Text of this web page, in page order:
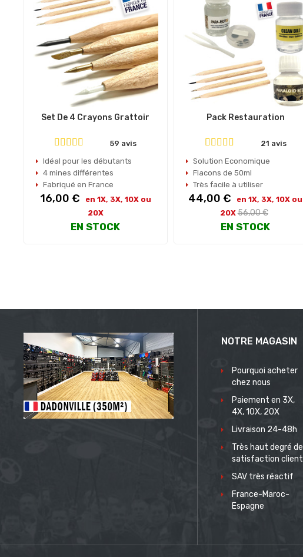
Set De 4 Crayons Grattoir
59 avis
Idéal pour les débutants
4 mines différentes
Fabriqué en France
Prix
16,00 €
en 1X, 3X, 10X ou
20X
EN STOCK
Pack Restauration
21 avis
Solution Economique
Flacons de 50ml
Très facile à utiliser
Prix
44,00 €
en 1X, 3X, 10X ou
20XPrix
habituel
56,00 €
EN STOCK
NOTRE MAGASIN
Pourquoi acheter
chez nous
Paiement en 3X,
4X, 10X, 20X
Livraison 24-48h
Très haut degré de
satisfaction client
SAV très réactif
France-Maroc-
Espagne